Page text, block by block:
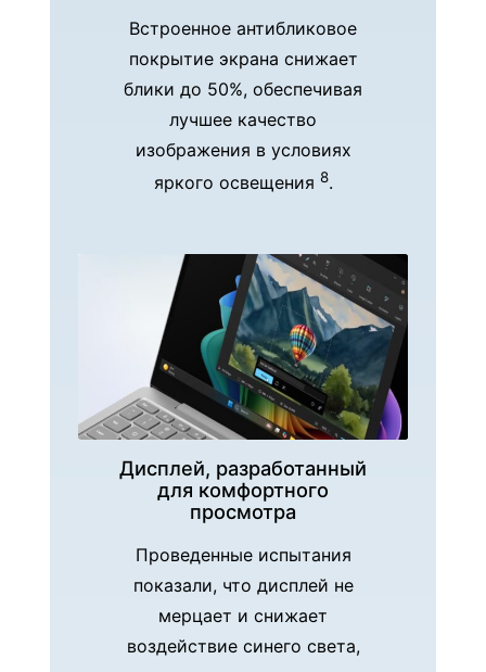
Встроенное антибликовое
покрытие экрана снижает
блики до 50%, обеспечивая
лучшее качество
изображения в условиях
яркого освещения 8.
Дисплей, разработанный
для комфортного
просмотра
Проведенные испытания
показали, что дисплей не
мерцает и снижает
воздействие синего света,